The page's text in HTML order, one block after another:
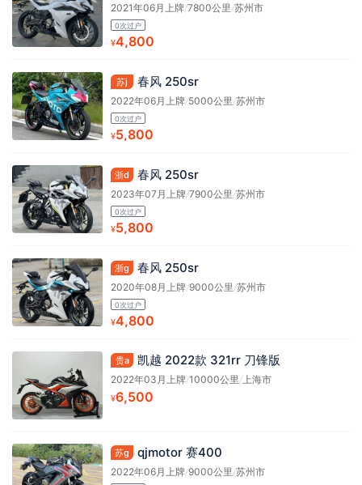
2021年06月上牌/7800公里 /苏州市
0次过户
¥4,800
苏j 春风 250sr
2022年06月上牌/5000公里 /苏州市
0次过户
¥5,800
浙d 春风 250sr
2023年07月上牌/7900公里 /苏州市
0次过户
¥5,800
浙g 春风 250sr
2020年08月上牌/9000公里 /苏州市
0次过户
¥4,800
贵a 凯越 2022款 321rr 刀锋版
2022年03月上牌/10000公里/上海市
¥6,500
苏g qjmotor 赛400
2022年06月上牌/9000公里/苏州市